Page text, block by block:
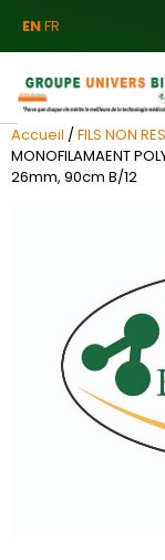
ENFR
Accueil /FILS NON
MONOFILAMAENT
26mm, 90cm B/12